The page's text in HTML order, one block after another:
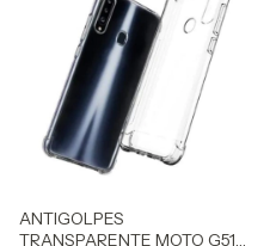
ANTIGOLPES
TRANSPARENTE MOTO G51